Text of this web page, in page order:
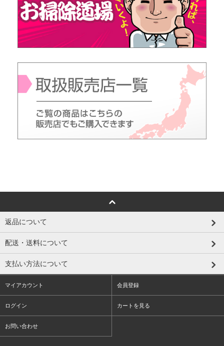
返品について
配送・送料について
支払い方法について
マイアカウント 会員登録
ログイン カートを見る
お問い合わせ